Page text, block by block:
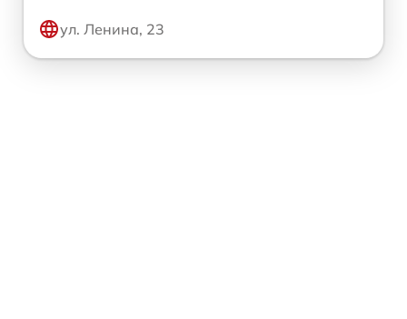
ул. Ленина, 23